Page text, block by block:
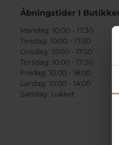
Åbningstider I
Mandag: 10:00 - 17:30
Tirsdag: 10:00 - 17:30
Onsdag: 10:00 - 17:30
Torsdag: 10:00 - 17:30
Fredag: 10:00 - 18:00
Lørdag: 10:00 - 14:00
Søndag: Lukket